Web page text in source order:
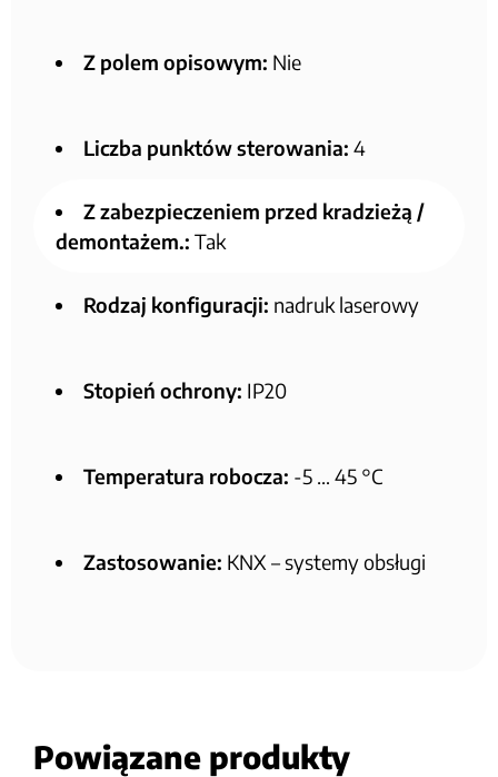
Z polem opisowym: Nie
Liczba punktów sterowania: 4
Z zabezpieczeniem przed kradzieżą /
demontażem.: Tak
Rodzaj konfiguracji: nadruk laserowy
Stopień ochrony: IP20
Temperatura robocza: -5 … 45 °C
Zastosowanie: KNX – systemy obsługi
Powiązane produkty